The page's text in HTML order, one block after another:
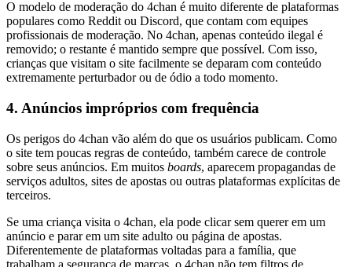
O modelo de moderação do 4chan é muito diferente de plataformas
populares como Reddit ou Discord, que contam com equipes
profissionais de moderação. No 4chan, apenas conteúdo ilegal é
removido; o restante é mantido sempre que possível. Com isso,
crianças que visitam o site facilmente se deparam com conteúdo
extremamente perturbador ou de ódio a todo momento.
4. Anúncios impróprios com frequência
Os perigos do 4chan vão além do que os usuários publicam. Como
o site tem poucas regras de conteúdo, também carece de controle
sobre seus anúncios. Em muitos boards, aparecem propagandas de
serviços adultos, sites de apostas ou outras plataformas explícitas de
terceiros.
Se uma criança visita o 4chan, ela pode clicar sem querer em um
anúncio e parar em um site adulto ou página de apostas.
Diferentemente de plataformas voltadas para a família, que
trabalham a segurança de marcas, o 4chan não tem filtros de